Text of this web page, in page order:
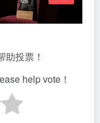
投票！
help vote！